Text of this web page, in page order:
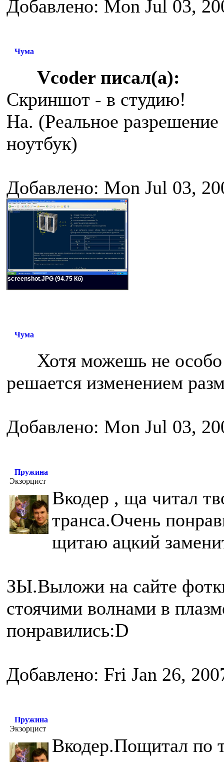
Добавлено: Mon Jul 03,
Чума
Vcoder писал(а):
Скриншот - в студию!
На. (Реальное
ноутбук)
Добавлено: Mon Jul 03,
screenshot.JPG (94.75 Кб)
Чума
Хотя можешь не особо
решается изменением
Добавлено: Mon Jul 03,
Пружина
Экзорцист
Вкодер , ща читал
транса.Очень
щитаю ацкий
ЗЫ.Выложи на сайте
стоячими волнами в
понравились:D
Добавлено: Fri Jan 26,
Пружина
Экзорцист
Вкодер.Пощитал по